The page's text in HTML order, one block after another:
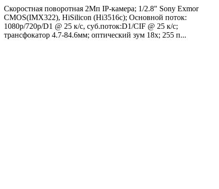
Скоростная поворотная 2Мп IP-камера; 1/2.8" Sony Exmor
CMOS(IMX322), HiSilicon (Hi3516c); Основной поток:
1080p/720p/D1 @ 25 к/с, суб.поток:D1/CIF @ 25 к/с;
трансфокатор 4.7-84.6мм; оптический зум 18x; 255 п...